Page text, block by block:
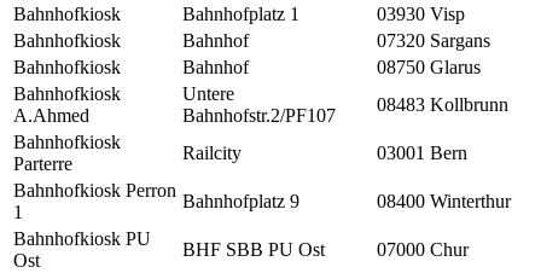
Bahnhofkiosk
Bahnhofplatz 1 03930 Visp
Bahnhofkiosk
Bahnhof 07320 Sargans
Bahnhofkiosk
Bahnhof 08750 Glarus
Bahnhofkiosk
A.Ahmed
Untere
Bahnhofstr.2/PF107
08483 Kollbrunn
Bahnhofkiosk
Parterre
Railcity 03001 Bern
Bahnhofkiosk Perron
1
Bahnhofplatz 9 08400 Winterthur
Bahnhofkiosk PU
Ost
BHF SBB PU Ost 07000 Chur